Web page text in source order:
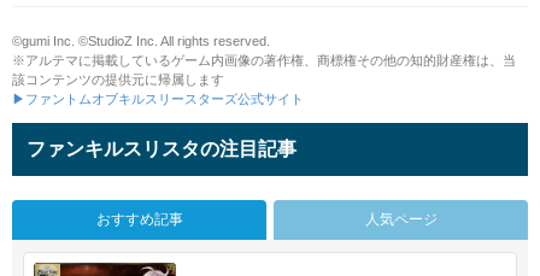
©gumi Inc. ©StudioZ Inc. All rights reserved.
※アルテマに掲載しているゲーム内画像の著作権、商標権その他の知的財産権は、当
該コンテンツの提供元に帰属します
▶ファントムオブキルスリースターズ公式サイト
ファンキルスリスタの注目記事
おすすめ記事 人気ページ